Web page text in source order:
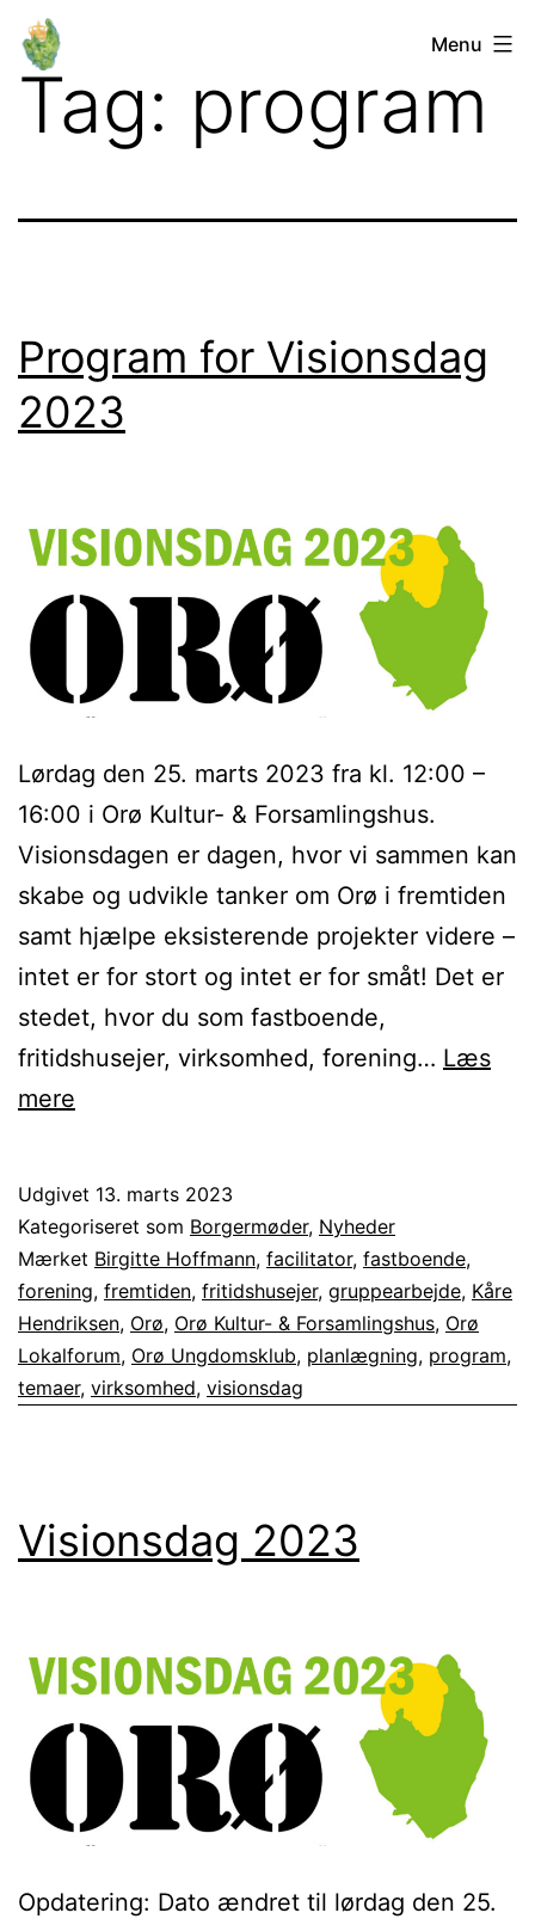
Fortsæt
indhold
Orø
Lokalforum
Menu
Tag: program
Program for Visionsdag
2023
Lørdag den 25. marts 2023 fra kl. 12:00 –
16:00 i Orø Kultur- & Forsamlingshus.
Visionsdagen er dagen, hvor vi sammen kan
skabe og udvikle tanker om Orø i fremtiden
samt hjælpe eksisterende projekter videre –
intet er for stort og intet er for småt! Det er
stedet, hvor du som fastboende,
fritidshusejer, virksomhed, forening… Læs
mere
2023
Udgivet 13. marts 2023
Kategoriseret som Borgermøder, Nyheder
Mærket Birgitte Hoffmann, facilitator, fastboende,
forening, fremtiden, fritidshusejer, gruppearbejde, Kåre
Hendriksen, Orø, Orø Kultur- & Forsamlingshus, Orø
Lokalforum, Orø Ungdomsklub, planlægning, program,
temaer, virksomhed, visionsdag
Visionsdag 2023
Opdatering: Dato ændret til lørdag den 25.